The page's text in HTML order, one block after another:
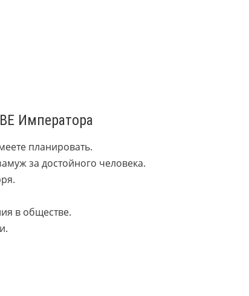
Императора
планировать.
за достойного человека.
в обществе.